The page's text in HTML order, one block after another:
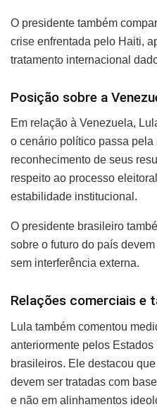
O presidente também
crise enfrentada pelo Haiti,
tratamento internacional
Posição sobre a
Em relação à Venezuela,
o cenário político passa
reconhecimento de seus
respeito ao processo
estabilidade institucional.
O presidente brasileiro
sobre o futuro do país
sem interferência externa.
Relações comerciais e
Lula também comentou
anteriormente pelos
brasileiros. Ele destacou
devem ser tratadas com
e não em alinhamentos